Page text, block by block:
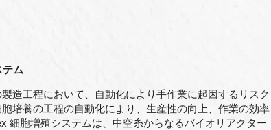
テム
造工程において、自動化により手作業に起因するリスク
培養の工程の自動化により、生産性の向上、作業の効率
細胞増殖システムは、中空糸からなるバイオリアクター